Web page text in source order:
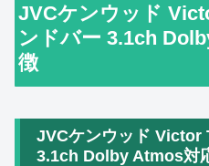
JVCケンウッド
ンドバー 3.1ch
徴
JVCケンウッド Victor
3.1ch Dolby Atmos対